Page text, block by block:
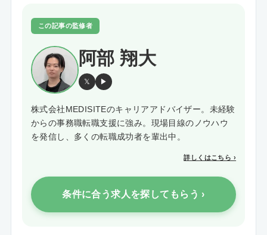
この記事の監修者
阿部 翔大
𝕏 ▶
株式会社MEDISITEのキャリアアドバイザー。未経験
からの事務職転職支援に強み。現場目線のノウハウ
を発信し、多くの転職成功者を輩出中。
詳しくはこちら ›
条件に合う求人を探してもらう ›